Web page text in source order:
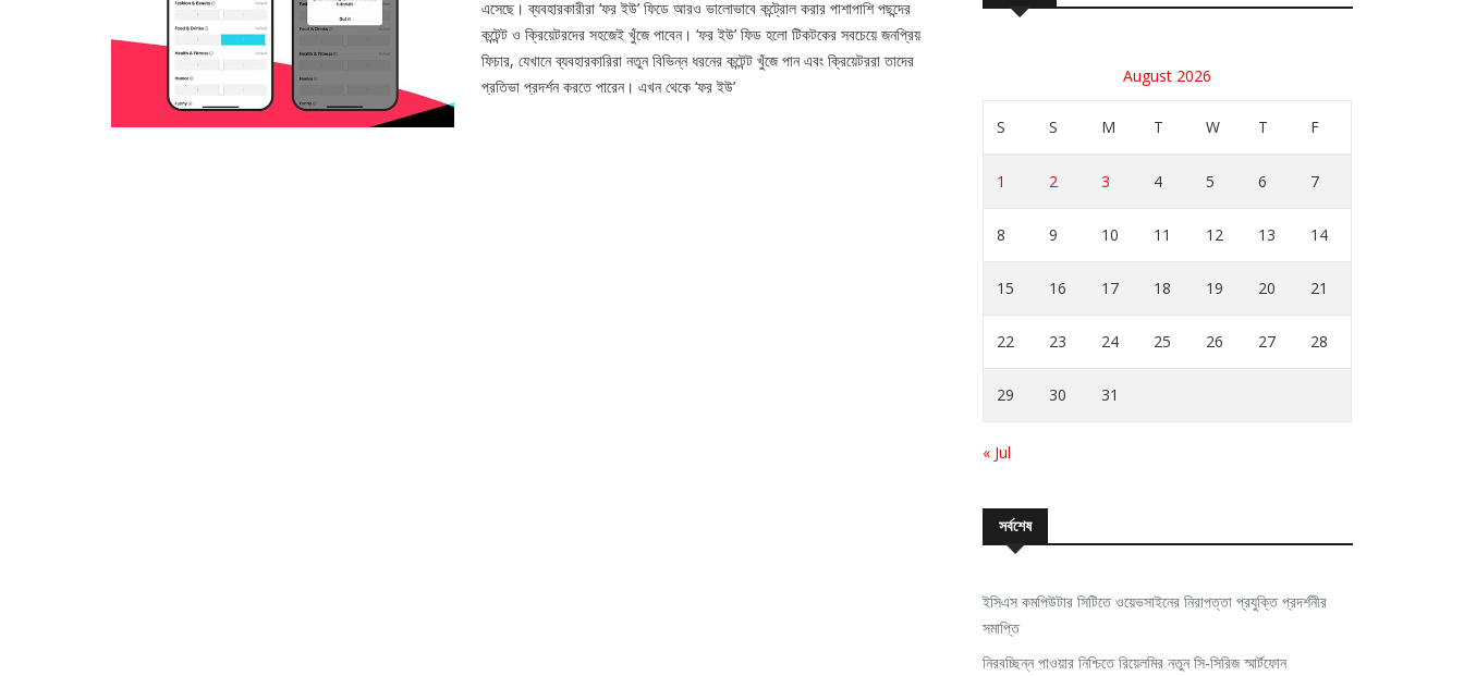
এসেছে। ব্যবহারকারীরা ‘ফর ইউ’ ফিডে আরও ভালোভাবে কন্ট্রোল করার পাশাপাশি পছন্দের
কন্টেন্ট ও ক্রিয়েটরদের সহজেই খুঁজে পাবেন। ‘ফর ইউ’ ফিড হলো টিকটকের সবচেয়ে জনপ্রিয়
ফিচার, যেখানে ব্যবহারকারিরা নতুন বিভিন্ন ধরনের কন্টেন্ট খুঁজে পান এবং ক্রিয়েটররা তাদের
প্রতিভা প্রদর্শন করতে পারেন। এখন থেকে ‘ফর ইউ’
August 2026
S S M T W T F
1 2 3 4 5 6 7
8 9 10 11 12 13 14
15 16 17 18 19 20 21
22 23 24 25 26 27 28
29 30 31
« Jul
সর্বশেষ
ইসিএস কমপিউটার সিটিতে ওয়েভসাইনের নিরাপত্তা প্রযুক্তি প্রদর্শনীর
সমাপ্তি
নিরবচ্ছিন্ন পাওয়ার নিশ্চিতে রিয়েলমির নতুন সি-সিরিজ স্মার্টফোন